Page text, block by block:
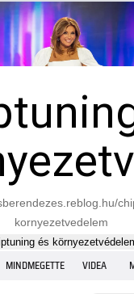
kornyezetvedelem
és